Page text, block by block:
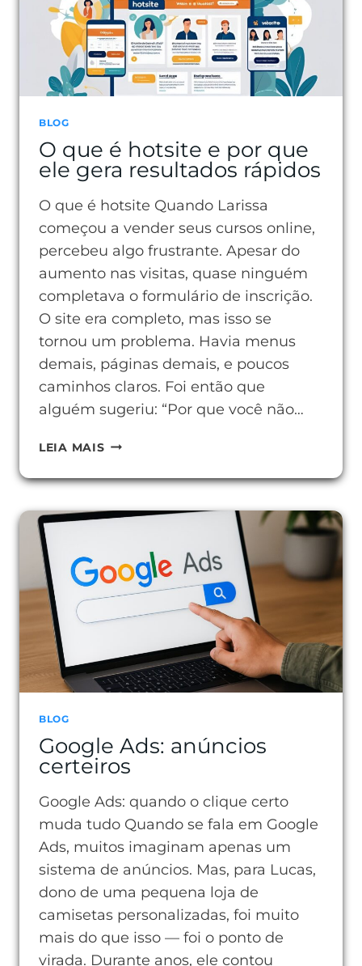
E
COMO
ELA
DEFINE
SEU
DIGITAL
BLOG
O que é hotsite e por que
ele gera resultados rápidos
O que é hotsite Quando Larissa
começou a vender seus cursos online,
percebeu algo frustrante. Apesar do
aumento nas visitas, quase ninguém
completava o formulário de inscrição.
O site era completo, mas isso se
tornou um problema. Havia menus
demais, páginas demais, e poucos
caminhos claros. Foi então que
alguém sugeriu: “Por que você não…
LEIA MAISO
HOTSITE
POR
QUE
RESULTADOS
RÁPIDOS
BLOG
Google Ads: anúncios
certeiros
Google Ads: quando o clique certo
muda tudo Quando se fala em Google
Ads, muitos imaginam apenas um
sistema de anúncios. Mas, para Lucas,
dono de uma pequena loja de
camisetas personalizadas, foi muito
mais do que isso — foi o ponto de
virada. Durante anos, ele contou